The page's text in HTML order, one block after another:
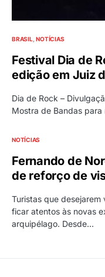
BRASIL NOTÍCIAS
Festival Dia de
edição em Juiz
Dia de Rock –
Mostra de Bandas
NOTÍCIAS
Fernando de
de reforço de
Turistas que desejarem
ficar atentos às novas
arquipélago. Desde…